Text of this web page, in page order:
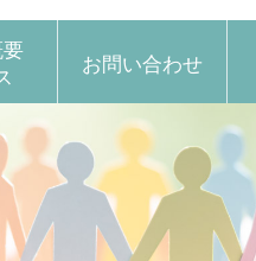
お問い合わせ